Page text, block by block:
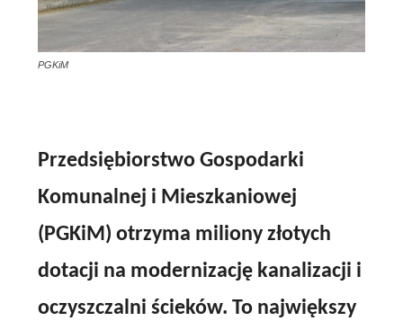
PGKiM
Przedsiębiorstwo Gospodarki
Komunalnej i Mieszkaniowej
(PGKiM) otrzyma miliony złotych
dotacji na modernizację kanalizacji i
oczyszczalni ścieków. To największy